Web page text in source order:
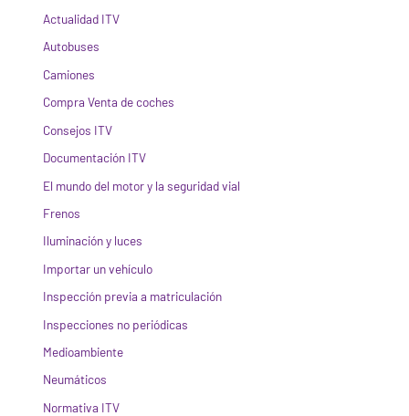
Actualidad ITV
Autobuses
Camiones
Compra Venta de coches
Consejos ITV
Documentación ITV
El mundo del motor y la seguridad vial
Frenos
Iluminación y luces
Importar un vehículo
Inspección previa a matriculación
Inspecciones no periódicas
Medioambiente
Neumáticos
Normativa ITV